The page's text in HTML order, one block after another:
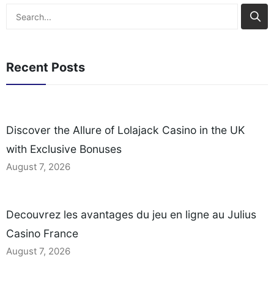
retrait des gains
casino Étape par étape :
Comment[…]
question is usually which
Search
Recent Posts
Discover the Allure of Lolajack Casino in the UK
with Exclusive Bonuses
August 7, 2026
Decouvrez les avantages du jeu en ligne au Julius
Casino France
August 7, 2026